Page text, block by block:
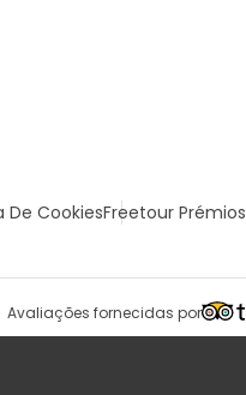
De CookiesFreetour Prémios
Avaliações fornecidas por